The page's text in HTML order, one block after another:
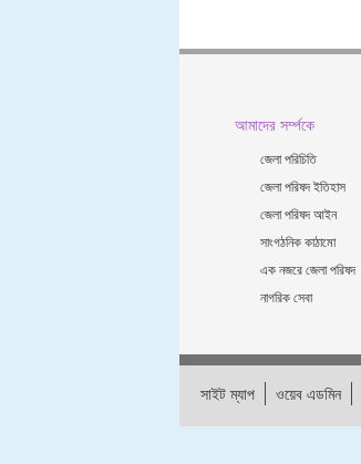
আমাদের সর্ম্পকে
জেলা পরিচিতি
জেলা পরিষদ ইতিহাস
জেলা পরিষদ আইন
সাংগঠনিক কাঠামো
এক নজরে জেলা পরিষদ
নাগরিক সেবা
সাইট ম্যাপ ওয়েব এডমিন